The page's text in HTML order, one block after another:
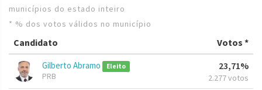
municípios do estado inteiro
* % dos votos válidos no município
Candidato Votos *
Gilberto Abramo Eleito
PRB
23,71%
2.277 votos